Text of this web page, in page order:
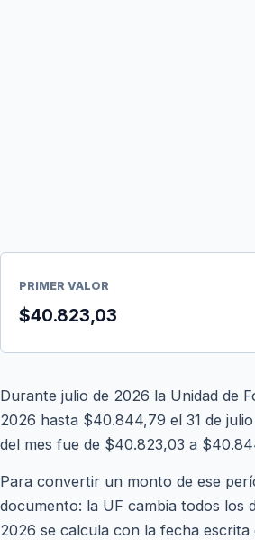
PRIMER VALOR
$40.823,03
Durante julio de 2026 la Unidad de
2026 hasta $40.844,79 el 31 de
del mes fue de $40.823,03 a
Para convertir un monto de ese
documento: la UF cambia todos los
2026 se calcula con la fecha